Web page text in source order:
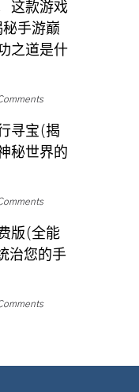
这款游戏
手游巅
之道是什
寻宝(揭
秘世界的
版(全能
治您的手